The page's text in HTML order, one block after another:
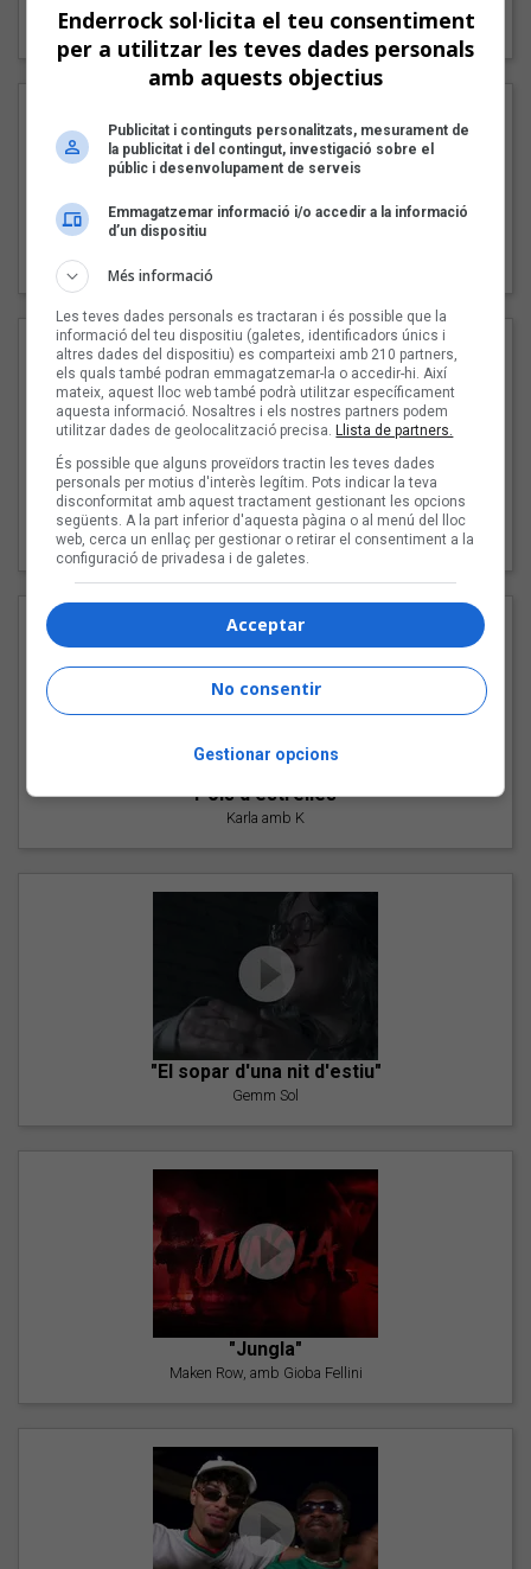
Carmen y María
"Les cabres"
94 Rules amb Compte
"Pols d'estrelles"
Karla amb K
"El sopar d'una nit d'estiu"
Gemm Sol
"Jungla"
Maken Row, amb Gioba Fellini
Enderrock sol·licita el teu consentiment
per a utilitzar les teves dades personals
amb aquests objectius
Publicitat i continguts personalitzats, mesurament de
la publicitat i del contingut, investigació sobre el
públic i desenvolupament de serveis
Emmagatzemar informació i/o accedir a la informació
d’un dispositiu
Més informació
Les teves dades personals es tractaran i és possible que la
informació del teu dispositiu (galetes, identificadors únics i
altres dades del dispositiu) es comparteixi amb 210 partners,
els quals també podran emmagatzemar-la o accedir-hi. Així
mateix, aquest lloc web també podrà utilitzar específicament
aquesta informació. Nosaltres i els nostres partners podem
utilitzar dades de geolocalització precisa. Llista de partners.
És possible que alguns proveïdors tractin les teves dades
personals per motius d'interès legítim. Pots indicar la teva
disconformitat amb aquest tractament gestionant les opcions
següents. A la part inferior d'aquesta pàgina o al menú del lloc
web, cerca un enllaç per gestionar o retirar el consentiment a la
configuració de privadesa i de galetes.
Acceptar
No consentir
Gestionar opcions